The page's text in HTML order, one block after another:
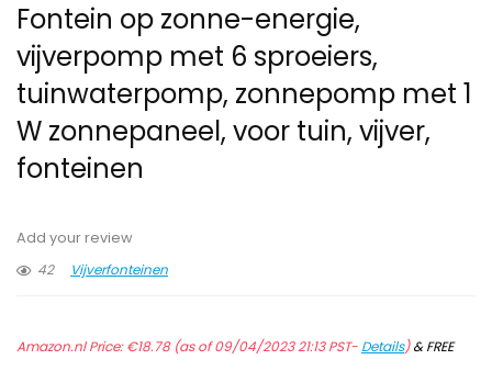
Fontein op zonne-energie,
vijverpomp met 6 sproeiers,
tuinwaterpomp, zonnepomp met 1
W zonnepaneel, voor tuin, vijver,
fonteinen
Add your review
42
Vijverfonteinen
Amazon.nl Price:€18.78(as of 09/04/2023 21:13 PST- Details)&FREE